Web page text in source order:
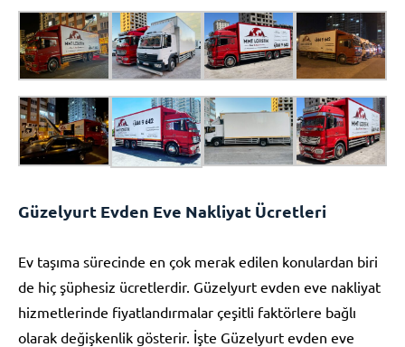
Güzelyurt Evden Eve Nakliyat Ücretleri
Ev taşıma sürecinde en çok merak edilen konulardan biri
de hiç şüphesiz ücretlerdir. Güzelyurt evden eve nakliyat
hizmetlerinde fiyatlandırmalar çeşitli faktörlere bağlı
olarak değişkenlik gösterir. İşte Güzelyurt evden eve